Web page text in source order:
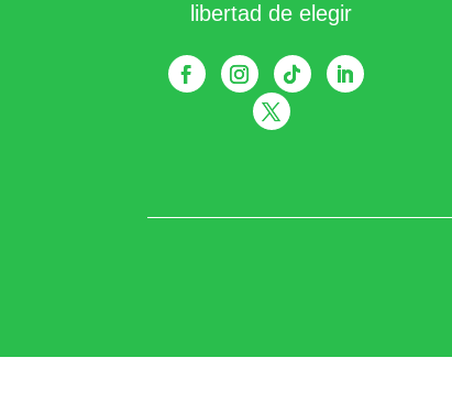
libertad de elegir